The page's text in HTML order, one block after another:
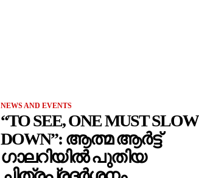
NEWS AND EVENTS
“TO SEE, ONE MUST SLOW
DOWN”: ആത്മ ആർട്ട്
ഗാലറിയിൽ പുതിയ